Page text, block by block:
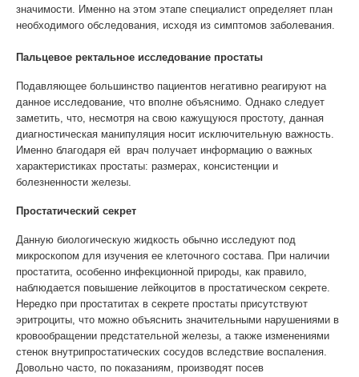
значимости. Именно на этом этапе специалист определяет план
необходимого обследования, исходя из симптомов заболевания.
Пальцевое ректальное исследование простаты
Подавляющее большинство пациентов негативно реагируют на
данное исследование, что вполне объяснимо. Однако следует
заметить, что, несмотря на свою кажущуюся простоту, данная
диагностическая манипуляция носит исключительную важность.
Именно благодаря ей врач получает информацию о важных
характеристиках простаты: размерах, консистенции и
болезненности железы.
Простатический секрет
Данную биологическую жидкость обычно исследуют под
микроскопом для изучения ее клеточного состава. При наличии
простатита, особенно инфекционной природы, как правило,
наблюдается повышение лейкоцитов в простатическом секрете.
Нередко при простатитах в секрете простаты присутствуют
эритроциты, что можно объяснить значительными нарушениями в
кровообращении предстательной железы, а также изменениями
стенок внутрипростатических сосудов вследствие воспаления.
Довольно часто, по показаниям, производят посев